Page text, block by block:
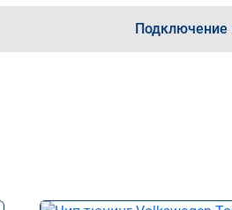
Подключение